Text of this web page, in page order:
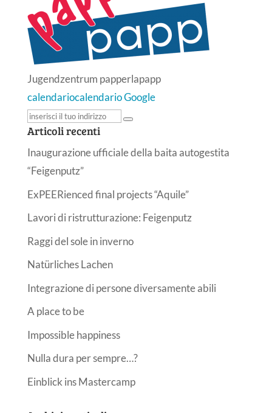
Jugendzentrum papperlapapp
calendariocalendario Google
Articoli recenti
Inaugurazione ufficiale della baita autogestita
“Feigenputz”
ExPEERienced final projects “Aquile”
Lavori di ristrutturazione: Feigenputz
Raggi del sole in inverno
Natürliches Lachen
Integrazione di persone diversamente abili
A place to be
Impossible happiness
Nulla dura per sempre…?
Einblick ins Mastercamp